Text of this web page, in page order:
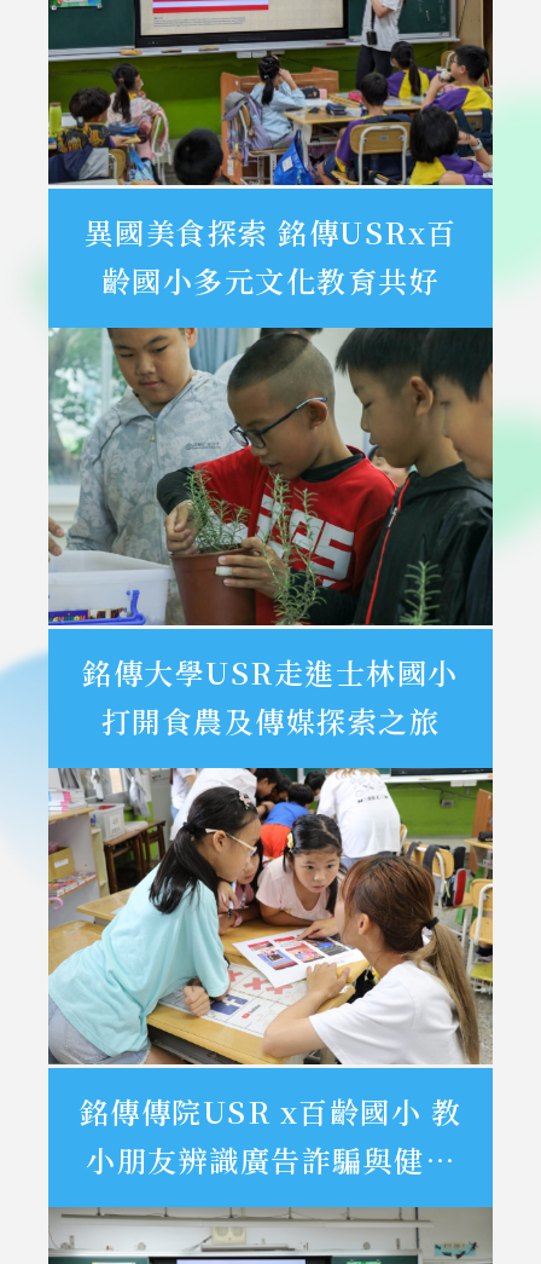
異國美食探索 銘傳USRx百
齡國小多元文化教育共好
銘傳大學USR走進士林國小
打開食農及傳媒探索之旅
銘傳傳院USR x百齡國小 教
小朋友辨識廣告詐騙與健康
飲食